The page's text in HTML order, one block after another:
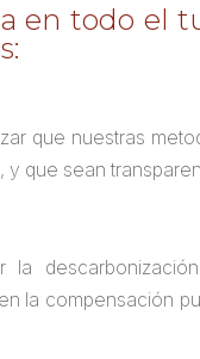
en todo el
que nuestras
que sean
la compensación